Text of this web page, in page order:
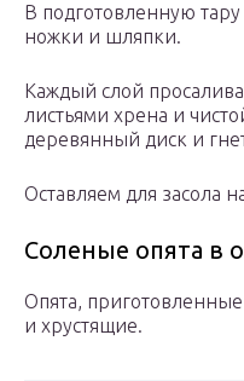
В подготовленную
ножки и шляпки.
Каждый слой
листьями хрена и
деревянный диск и
Оставляем для засола
Соленые опята в
Опята,
и хрустящие.